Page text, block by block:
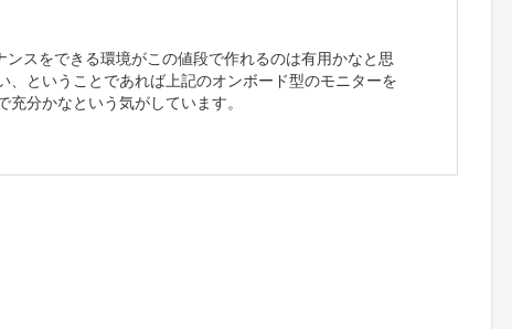
スをできる環境がこの値段で作れるのは有用かなと思
ということであれば上記のオンボード型のモニターを
分かなという気がしています。